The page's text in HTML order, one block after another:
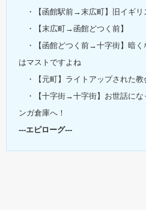
・【函館駅前→末広町】旧イギリ
・【末広町→函館どつく前】
・【函館どつく前→十字街】暗く
はマストですよね
・【元町】ライトアップされた教
・【十字街→十字街】お世話にな
ンガ倉庫へ！
---エピローグ---